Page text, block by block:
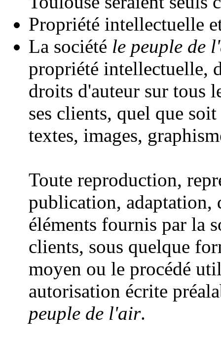
Propriété intellectuelle
La société le peuple de
propriété intellectuelle,
droits d'auteur sur tous
ses clients, quel que
textes, images,
Toute reproduction,
publication, adaptation,
éléments fournis par la
clients, sous quelque
moyen ou le procédé
autorisation écrite
peuple de l'air.